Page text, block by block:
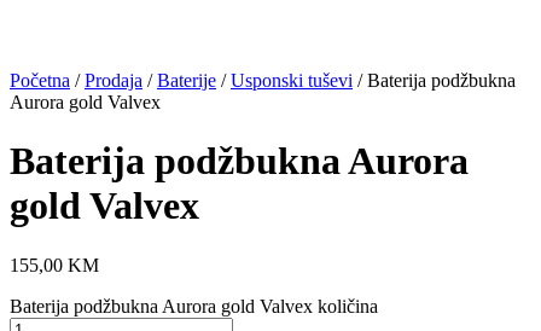
Početna /Prodaja /Baterije /Usponski tuševi / Baterija podžbukna
Aurora gold Valvex
Baterija podžbukna Aurora
gold Valvex
155,00 KM
Baterija podžbukna Aurora gold Valvex količina